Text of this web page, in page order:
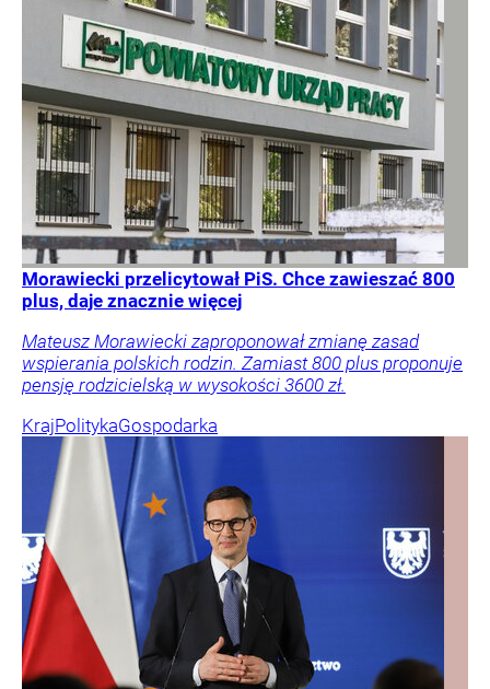
Morawiecki przelicytował PiS. Chce zawieszać 800
plus, daje znacznie więcej
Mateusz Morawiecki zaproponował zmianę zasad
wspierania polskich rodzin. Zamiast 800 plus proponuje
pensję rodzicielską w wysokości 3600 zł.
KrajPolitykaGospodarka